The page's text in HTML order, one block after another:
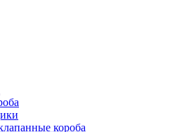
короба